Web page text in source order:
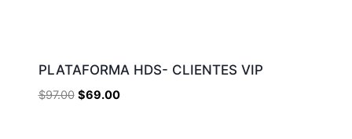
PLATAFORMA HDS- CLIENTES VIP
$97.00 $69.00